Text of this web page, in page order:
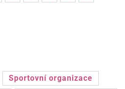
Sportovní organizace